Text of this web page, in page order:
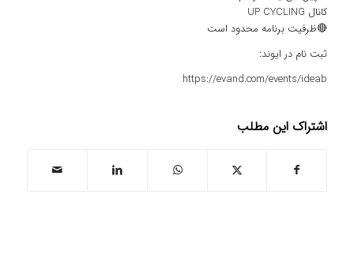
کانال UP CYCLING
🔴ظرفیت برنامه محدود است
ثبت نام در ایوند:
https://evand.com/events/ideab‏
اشتراک این مطلب